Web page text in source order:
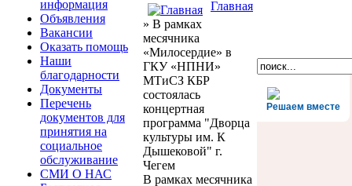
информация
Объявления
Вакансии
Оказать помощь
Наши
благодарности
Документы
Перечень
документов для
принятия на
социальное
обслуживание
СМИ О НАС
Главная
» В рамках
месячника
«Милосердие» в
ГКУ «НПНИ»
МТиСЗ КБР
состоялась
концертная
программа "Дворца
культуры им. К
Дышековой" г.
Чегем
В рамках месячника
Решаем вместе